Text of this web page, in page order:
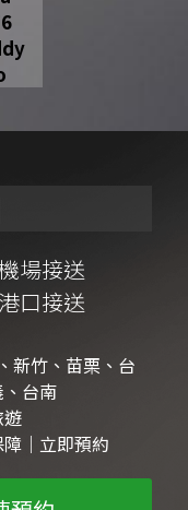
場接送
口接送
新竹、苗栗、台
台南
｜立即預約